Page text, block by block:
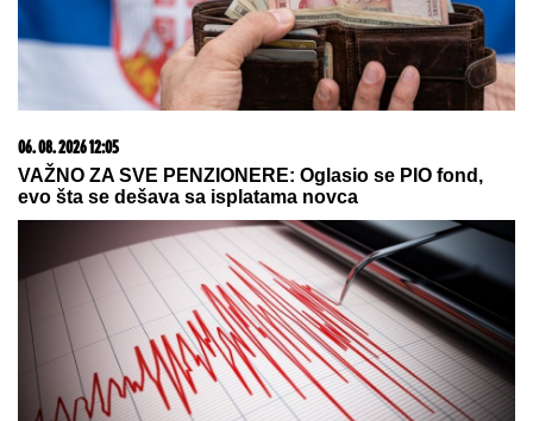
Poznati fizioterapeut upozorava na
ogromnu GREŠKU S KOFEROM - svi
je pravimo, a uništava telo: "Nikada
ga ne nosite tako, to je
KATASTROFA ZA KIČMU!"
je Dino Merlin "ukrao" od stranih
izvođača - ostaćete u čudu kad vidite
spisak
by Aklamator